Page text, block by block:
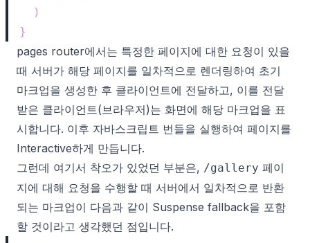
)
}
pages router에서는 특정한 페이지에 대한 요청이 있을
때 서버가 해당 페이지를 일차적으로 렌더링하여 초기
마크업을 생성한 후 클라이언트에 전달하고, 이를 전달
받은 클라이언트(브라우저)는 화면에 해당 마크업을 표
시합니다. 이후 자바스크립트 번들을 실행하여 페이지를
Interactive하게 만듭니다.
그런데 여기서 착오가 있었던 부분은, /gallery 페이
지에 대해 요청을 수행할 때 서버에서 일차적으로 반환
되는 마크업이 다음과 같이 Suspense fallback을 포함
할 것이라고 생각했던 점입니다.